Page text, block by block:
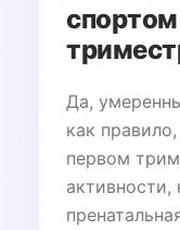
Да,
как
первом
активности,